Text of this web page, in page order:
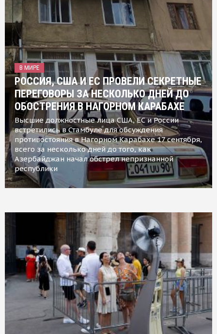
В МИРЕ
РОССИЯ, США И ЕС ПРОВЕЛИ СЕКРЕТНЫЕ
ПЕРЕГОВОРЫ ЗА НЕСКОЛЬКО ДНЕЙ ДО
ОБОСТРЕНИЯ В НАГОРНОМ КАРАБАХЕ
Высшие должностные лица США, ЕС и России
встретились в Стамбуле для обсуждения
противостояния в Нагорном Карабахе 17 сентября,
всего за несколько дней до того, как
Азербайджан начал обстрел непризнанной
республики